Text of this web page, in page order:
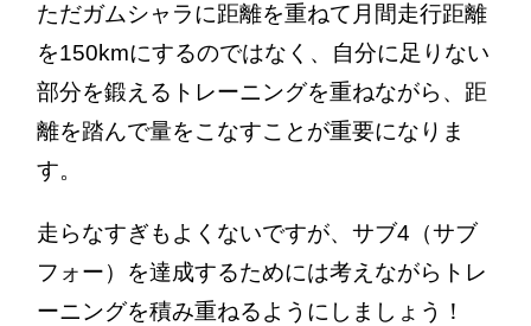
ただガムシャラに距離を重ねて月間走行距離
を150kmにするのではなく、自分に足りない
部分を鍛えるトレーニングを重ねながら、距
離を踏んで量をこなすことが重要になりま
す。
走らなすぎもよくないですが、サブ4（サブ
フォー）を達成するためには考えながらトレ
ーニングを積み重ねるようにしましょう！